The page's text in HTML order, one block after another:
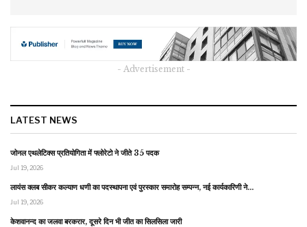
- Advertisement -
LATEST NEWS
जोनल एथलेटिक्स प्रतियोगिता में फ्लोरेटो ने जीते 35 पदक
Jul 19, 2026
लायंस क्लब सीकर कल्याण धणी का पदस्थापना एवं पुरस्कार समारोह सम्पन्न, नई कार्यकारिणी ने…
Jul 19, 2026
केशवानन्द का जलवा बरकरार, दूसरे दिन भी जीत का सिलसिला जारी